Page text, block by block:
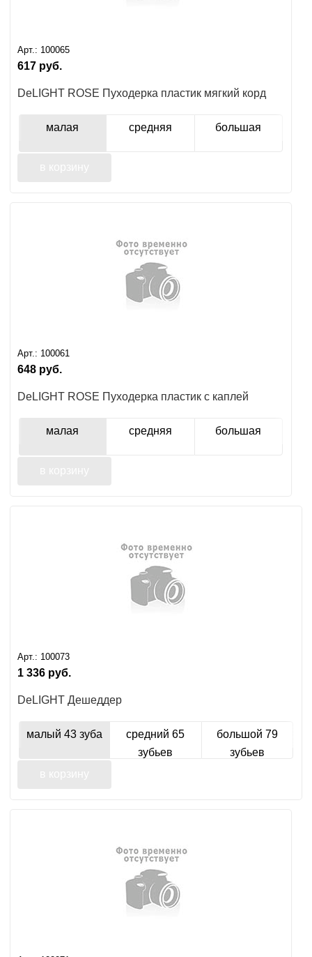
Арт.: 100065
617 руб.
DeLIGHT ROSE Пуходерка пластик мягкий корд
малая средняя большая
Арт.: 100061
648 руб.
DeLIGHT ROSE Пуходерка пластик с каплей
малая средняя большая
Арт.: 100073
1 336 руб.
DeLIGHT Дешеддер
малый 43 зуба
средний 65
зубьев
большой 79
зубьев